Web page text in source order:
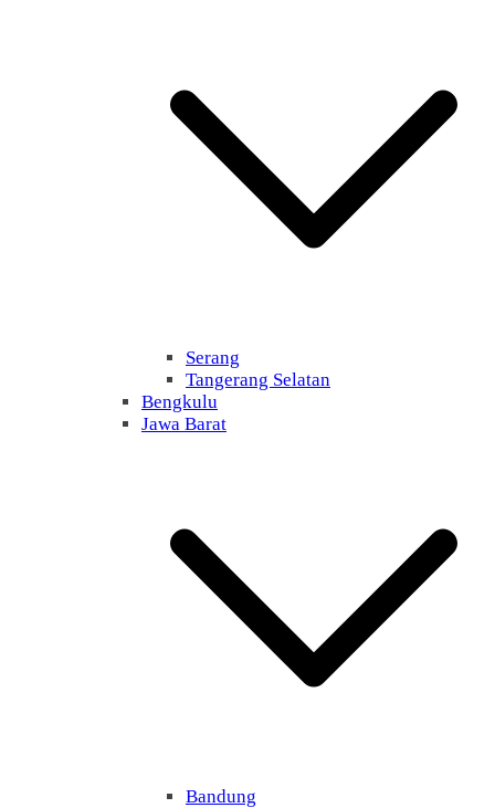
Serang
Tangerang Selatan
Bengkulu
Jawa Barat
Bandung